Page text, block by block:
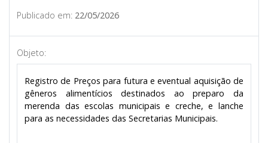
Publicado em: 22/05/2026
Objeto:
Registro de Preços para futura e eventual aquisição de
gêneros alimentícios destinados ao preparo da
merenda das escolas municipais e creche, e lanche
para as necessidades das Secretarias Municipais.